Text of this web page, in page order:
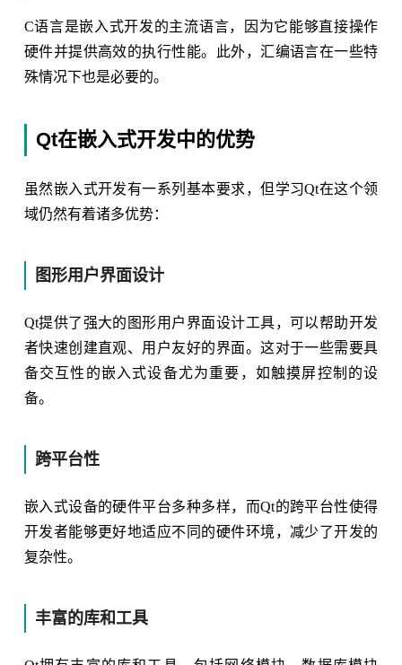
C语言是嵌入式开发的主流语言，因为它能够直接操作
硬件并提供高效的执行性能。此外，汇编语言在一些特
殊情况下也是必要的。
Qt在嵌入式开发中的优势
虽然嵌入式开发有一系列基本要求，但学习Qt在这个领
域仍然有着诸多优势：
图形用户界面设计
Qt提供了强大的图形用户界面设计工具，可以帮助开发
者快速创建直观、用户友好的界面。这对于一些需要具
备交互性的嵌入式设备尤为重要，如触摸屏控制的设
备。
跨平台性
嵌入式设备的硬件平台多种多样，而Qt的跨平台性使得
开发者能够更好地适应不同的硬件环境，减少了开发的
复杂性。
丰富的库和工具